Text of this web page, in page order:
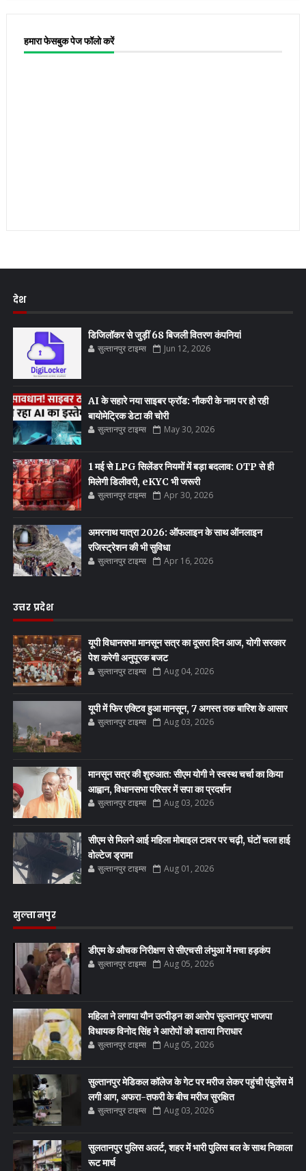
हमारा फेसबुक पेज फॉलो करें
देश
डिजिलॉकर से जुड़ीं 68 बिजली वितरण कंपनियां
सुल्तानपुर टाइम्स Jun 12, 2026
AI के सहारे नया साइबर फ्रॉड: नौकरी के नाम पर हो रही
बायोमेट्रिक डेटा की चोरी
सुल्तानपुर टाइम्स May 30, 2026
1 मई से LPG सिलेंडर नियमों में बड़ा बदलाव: OTP से ही
मिलेगी डिलीवरी, eKYC भी जरूरी
सुल्तानपुर टाइम्स Apr 30, 2026
अमरनाथ यात्रा 2026: ऑफलाइन के साथ ऑनलाइन
रजिस्ट्रेशन की भी सुविधा
सुल्तानपुर टाइम्स Apr 16, 2026
उत्तर प्रदेश
यूपी विधानसभा मानसून सत्र का दूसरा दिन आज, योगी सरकार
पेश करेगी अनुपूरक बजट
सुल्तानपुर टाइम्स Aug 04, 2026
यूपी में फिर एक्टिव हुआ मानसून, 7 अगस्त तक बारिश के आसार
सुल्तानपुर टाइम्स Aug 03, 2026
मानसून सत्र की शुरुआत: सीएम योगी ने स्वस्थ चर्चा का किया
आह्वान, विधानसभा परिसर में सपा का प्रदर्शन
सुल्तानपुर टाइम्स Aug 03, 2026
सीएम से मिलने आई महिला मोबाइल टावर पर चढ़ी, घंटों चला हाई
वोल्टेज ड्रामा
सुल्तानपुर टाइम्स Aug 01, 2026
सुल्तानपुर
डीएम के औचक निरीक्षण से सीएचसी लंभुआ में मचा हड़कंप
सुल्तानपुर टाइम्स Aug 05, 2026
महिला ने लगाया यौन उत्पीड़न का आरोप सुल्तानपुर भाजपा
विधायक विनोद सिंह ने आरोपों को बताया निराधार
सुल्तानपुर टाइम्स Aug 05, 2026
सुल्तानपुर मेडिकल कॉलेज के गेट पर मरीज लेकर पहुंची एंबुलेंस में
लगी आग, अफरा-तफरी के बीच मरीज सुरक्षित
सुल्तानपुर टाइम्स Aug 03, 2026
सुलतानपुर पुलिस अलर्ट, शहर में भारी पुलिस बल के साथ निकाला
रूट मार्च